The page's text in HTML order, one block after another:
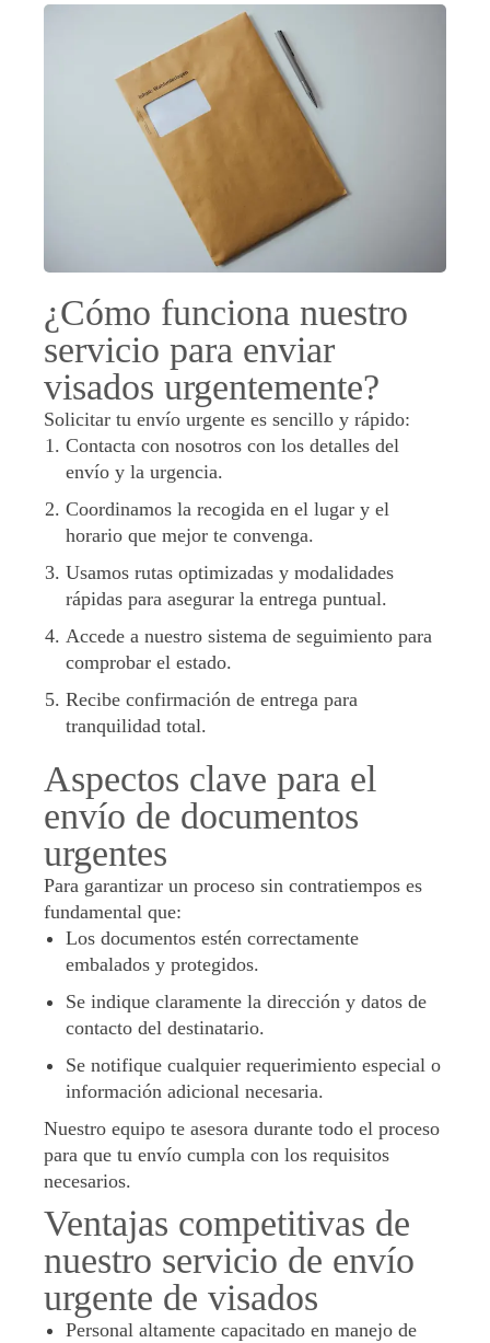
¿Cómo funciona nuestro
servicio para enviar
visados urgentemente?
Solicitar tu envío urgente es sencillo y rápido:
Contacta con nosotros con los detalles del
envío y la urgencia.
Coordinamos la recogida en el lugar y el
horario que mejor te convenga.
Usamos rutas optimizadas y modalidades
rápidas para asegurar la entrega puntual.
Accede a nuestro sistema de seguimiento para
comprobar el estado.
Recibe confirmación de entrega para
tranquilidad total.
Aspectos clave para el
envío de documentos
urgentes
Para garantizar un proceso sin contratiempos es
fundamental que:
Los documentos estén correctamente
embalados y protegidos.
Se indique claramente la dirección y datos de
contacto del destinatario.
Se notifique cualquier requerimiento especial o
información adicional necesaria.
Nuestro equipo te asesora durante todo el proceso
para que tu envío cumpla con los requisitos
necesarios.
Ventajas competitivas de
nuestro servicio de envío
urgente de visados
Personal altamente capacitado en manejo de